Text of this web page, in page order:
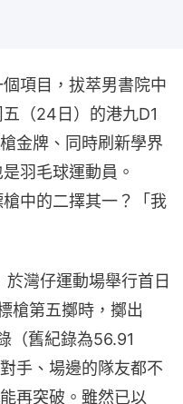
項目，拔萃男書院中
（24日）的港九D1
金牌、同時刷新學界
羽毛球運動員。
中的二擇其一？「我
灣仔運動場舉行首日
槍第五擲時，擲出
（舊紀錄為56.91
手、場邊的隊友都不
再突破。雖然已以